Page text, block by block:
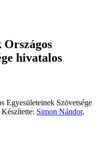
hivatalos
Egyesületeinek Szövetsége
Készítette: Simon Nándor,